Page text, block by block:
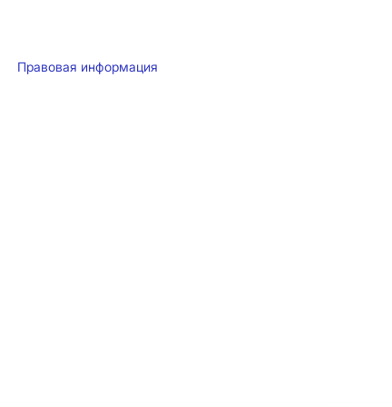
Правовая информация